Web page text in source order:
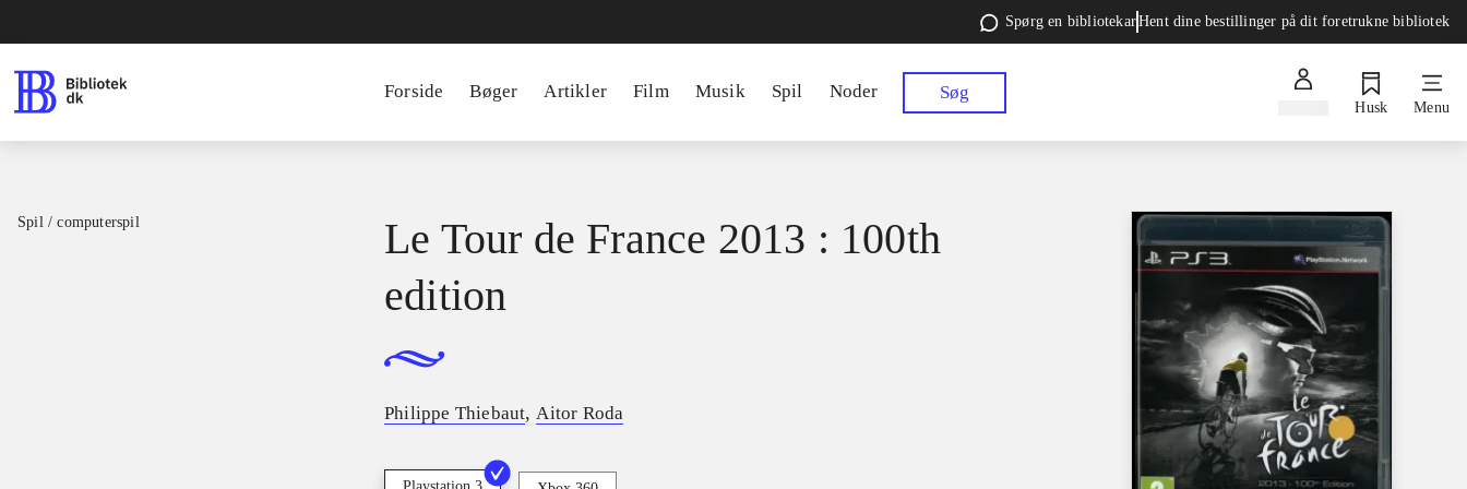
Spørg en bibliotekarHent dine bestillinger på dit foretrukne bibliotek
Forside Bøger Artikler Film Musik Spil Noder Søg
Husk Menu
Spil / computerspil
Le Tour de France 2013 : 100th
edition
Philippe Thiebaut,Aitor Roda